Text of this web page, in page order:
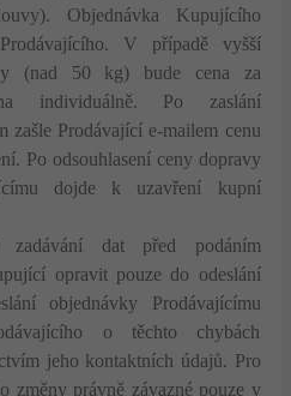
Objednávka Kupujícího
V případě vyšší
(nad 50 kg) bude cena za
individuálně. Po zaslání
zašle Prodávající e-mailem cenu
Po odsouhlasení ceny dopravy
dojde k uzavření kupní
dat před podáním
opravit pouze do odeslání
objednávky Prodávajícímu
o těchto chybách
jeho kontaktních údajů. Pro
změny právně závazné pouze v